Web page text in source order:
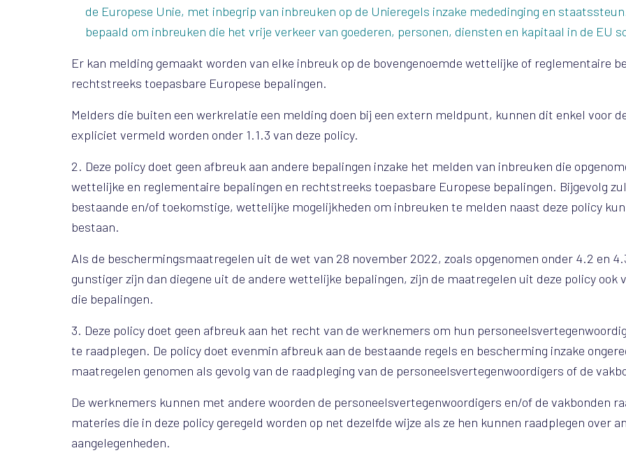
de Europese Unie, met inbegrip van inbreuken op de Unieregels inzake mededinging en
bepaald om inbreuken die het vrije verkeer van goederen, personen, diensten en kapitaal in de EU
Er kan melding gemaakt worden van elke inbreuk op de bovengenoemde wettelijke of reglementaire
rechtstreeks toepasbare Europese bepalingen.
Melders die buiten een werkrelatie een melding doen bij een extern meldpunt, kunnen dit enkel voor
expliciet vermeld worden onder 1.1.3 van deze policy.
2. Deze policy doet geen afbreuk aan andere bepalingen inzake het melden van inbreuken die
wettelijke en reglementaire bepalingen en rechtstreeks toepasbare Europese bepalingen. Bijgevolg
bestaande en/of toekomstige, wettelijke mogelijkheden om inbreuken te melden naast deze policy
bestaan.
Als de beschermingsmaatregelen uit de wet van 28 november 2022, zoals opgenomen onder 4.2 en
gunstiger zijn dan diegene uit de andere wettelijke bepalingen, zijn de maatregelen uit deze policy ook
die bepalingen.
3. Deze policy doet geen afbreuk aan het recht van de werknemers om hun
te raadplegen. De policy doet evenmin afbreuk aan de bestaande regels en bescherming inzake
maatregelen genomen als gevolg van de raadpleging van de personeelsvertegenwoordigers of de
De werknemers kunnen met andere woorden de personeelsvertegenwoordigers en/of de vakbonden
materies die in deze policy geregeld worden op net dezelfde wijze als ze hen kunnen raadplegen over
aangelegenheden.